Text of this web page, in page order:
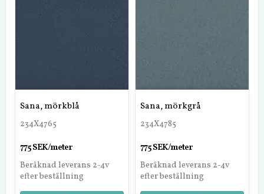
Sana, mörkblå
234X4765
775 SEK/meter
Beräknad leverans 2-4v
efter beställning
Sana, mörkgrå
234X4785
775 SEK/meter
Beräknad leverans 2-4v
efter beställning